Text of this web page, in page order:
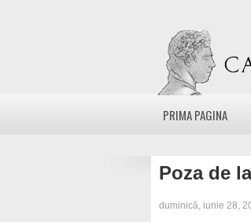
PRIMA PAGINA
Poza de
duminică, iunie 28,